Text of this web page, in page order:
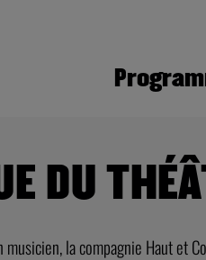
DU
la compagnie Haut